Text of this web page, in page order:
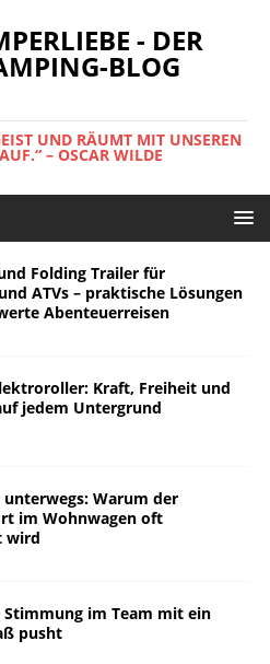
- DER
BLOG
UND RÄUMT MIT UNSEREN
– OSCAR WILDE
Folding Trailer für
ATVs – praktische Lösungen
Abenteuerreisen
Kraft, Freiheit und
jedem Untergrund
unterwegs: Warum der
im Wohnwagen oft
wird
Stimmung im Team mit ein
pusht